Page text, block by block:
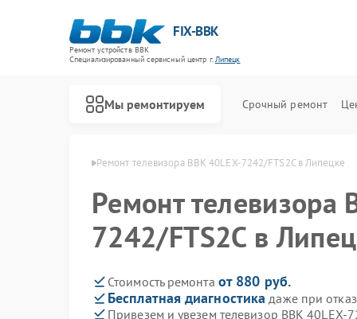
FIX-BBK
Ремонт устройств BBK
Специализированный cервисный центр г.Липецк
Мы ремонтируем Срочный ремонт
Ремонт телевизора BBK 40LEX-7242/FTS2C в Липецке
Ремонт телевизора
7242/FTS2C в
Стоимость ремонта от 880 руб.
Бесплатная диагностика даже при
Привезем и увезем телевизор BBK 40LEX-